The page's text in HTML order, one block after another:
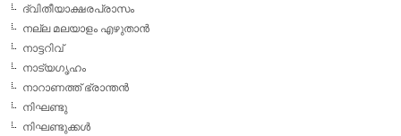
ദ്വിതീയാക്ഷരപ്രാസം
നല്ല മലയാളം എഴുതാന്‍
നാട്ടറിവ്
നാട്യഗൃഹം
നാറാണത്ത് ഭ്രാന്തന്‍
നിഘണ്ടു
നിഘണ്ടുക്കള്‍